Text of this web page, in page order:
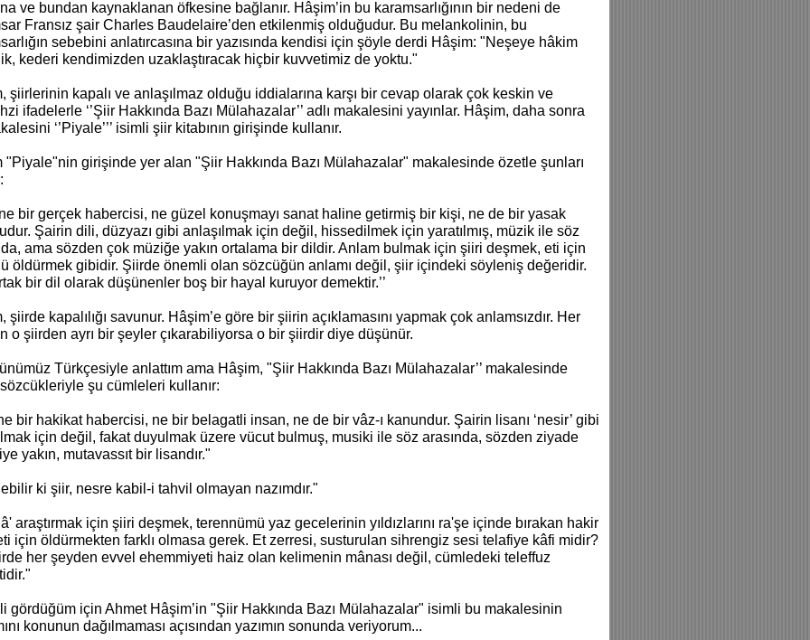
ve bundan kaynaklanan öfkesine bağlanır. Hâşim’in bu karamsarlığının bir nedeni de
Fransız şair Charles Baudelaire’den etkilenmiş olduğudur. Bu melankolinin, bu
sebebini anlatırcasına bir yazısında kendisi için şöyle derdi Hâşim: "Neşeye hâkim
kederi kendimizden uzaklaştıracak hiçbir kuvvetimiz de yoktu."
şiirlerinin kapalı ve anlaşılmaz olduğu iddialarına karşı bir cevap olarak çok keskin ve
ifadelerle ‘’Şiir Hakkında Bazı Mülahazalar’’ adlı makalesini yayınlar. Hâşim, daha sonra
‘’Piyale’’’ isimli şiir kitabının girişinde kullanır.
"Piyale"nin girişinde yer alan "Şiir Hakkında Bazı Mülahazalar" makalesinde özetle şunları
ne bir gerçek habercisi, ne güzel konuşmayı sanat haline getirmiş bir kişi, ne de bir yasak
Şairin dili, düzyazı gibi anlaşılmak için değil, hissedilmek için yaratılmış, müzik ile söz
ama sözden çok müziğe yakın ortalama bir dildir. Anlam bulmak için şiiri deşmek, eti için
öldürmek gibidir. Şiirde önemli olan sözcüğün anlamı değil, şiir içindeki söyleniş değeridir.
bir dil olarak düşünenler boş bir hayal kuruyor demektir.’’
şiirde kapalılığı savunur. Hâşim’e göre bir şiirin açıklamasını yapmak çok anlamsızdır. Her
o şiirden ayrı bir şeyler çıkarabiliyorsa o bir şiirdir diye düşünür.
Türkçesiyle anlattım ama Hâşim, "Şiir Hakkında Bazı Mülahazalar’’ makalesinde
şu cümleleri kullanır:
bir hakikat habercisi, ne bir belagatli insan, ne de bir vâz-ı kanundur. Şairin lisanı ‘nesir’ gibi
için değil, fakat duyulmak üzere vücut bulmuş, musiki ile söz arasında, sözden ziyade
yakın, mutavassıt bir lisandır."
ki şiir, nesre kabil-i tahvil olmayan nazımdır."
araştırmak için şiiri deşmek, terennümü yaz gecelerinin yıldızlarını ra'şe içinde bırakan hakir
için öldürmekten farklı olmasa gerek. Et zerresi, susturulan sihrengiz sesi telafiye kâfi midir?
her şeyden evvel ehemmiyeti haiz olan kelimenin mânası değil, cümledeki teleffuz
gördüğüm için Ahmet Hâşim’in "Şiir Hakkında Bazı Mülahazalar" isimli bu makalesinin
konunun dağılmaması açısından yazımın sonunda veriyorum...